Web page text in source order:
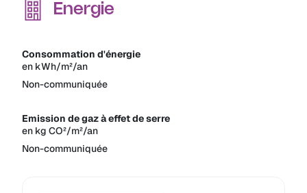
Energie
Consommation d'énergie
en kWh/m²/an
Non-communiquée
Emission de gaz à effet de serre
en kg CO²/m²/an
Non-communiquée